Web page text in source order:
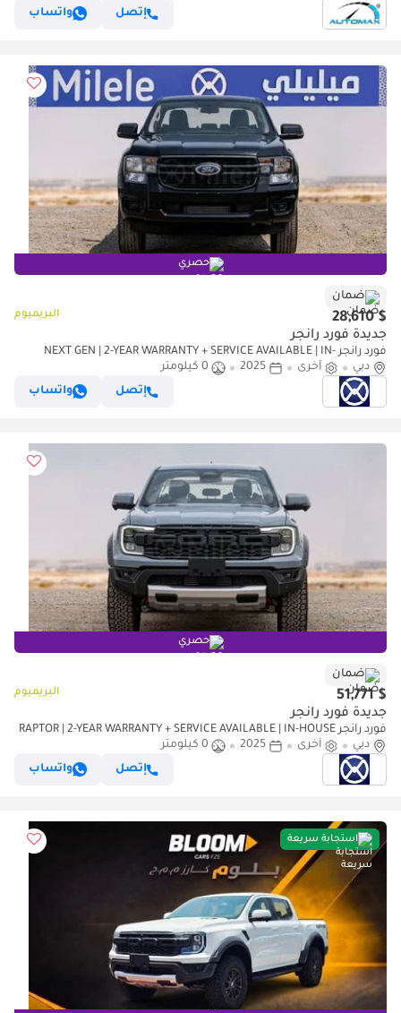
إتصل
واتساب
حصري
ضمان
$ 28,610 البريميوم
جديدة فورد رانجر
فورد رانجر NEXT GEN | 2-YEAR WARRANTY + SERVICE AVAILABLE | IN-
HOUSE FINANCING | 0% DOWNPAYMENT (BANK)
دبي أخرى 2025
0 كيلومتر
إتصل
واتساب
حصري
ضمان
$ 51,771 البريميوم
جديدة فورد رانجر
فورد رانجر RAPTOR | 2-YEAR WARRANTY + SERVICE AVAILABLE | IN-HOUSE
FINANCING | 0% DOWNPAYMENT (BANK)
دبي أخرى 2025
0 كيلومتر
إتصل
واتساب
استجابة سريعة